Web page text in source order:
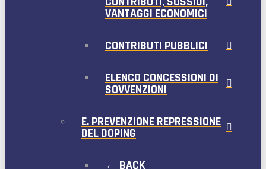
VANTAGGI ECONOMICI
CONTRIBUTI PUBBLICI
ELENCO CONCESSIONI DI
SOVVENZIONI
E. PREVENZIONE REPRESSIONE
DEL DOPING
← BACK